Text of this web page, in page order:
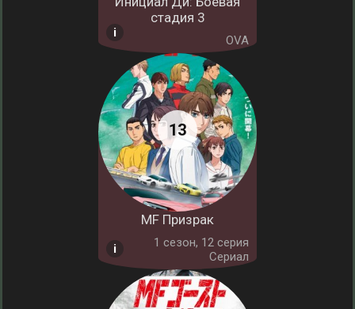
стадия 3
OVA
MF Призрак
1 cезон, 12 серия
Сериал